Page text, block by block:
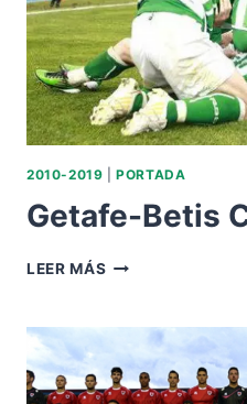
2010-2019 |PORTADA
Getafe-Betis
LEER MÁS GETAFE-
2011.